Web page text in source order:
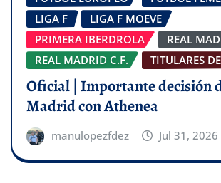
LIGA F
LIGA F MOEVE
PRIMERA IBERDROLA
REAL
REAL MADRID C.F.
TITULARES
Oficial | Importante decisión
Madrid con Athenea
manulopezfdez Jul 31, 2026